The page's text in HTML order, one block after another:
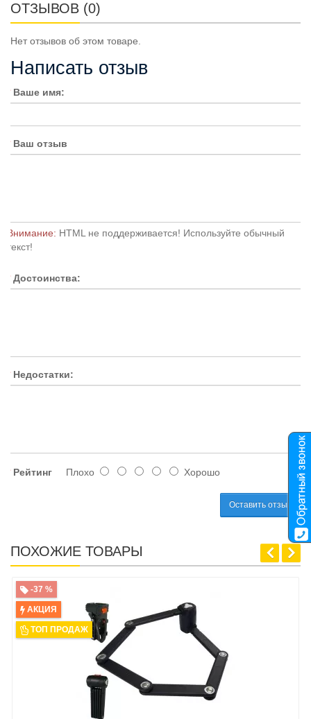
ОТЗЫВОВ (0)
Нет отзывов об этом товаре.
Написать отзыв
Ваше имя:
Ваш отзыв
Внимание: HTML не поддерживается! Используйте обычный
текст!
Достоинства:
Недостатки:
Рейтинг Плохо Хорошо
Оставить отзыв
ПОХОЖИЕ ТОВАРЫ
-37 %
АКЦИЯ
ТОП ПРОДАЖ